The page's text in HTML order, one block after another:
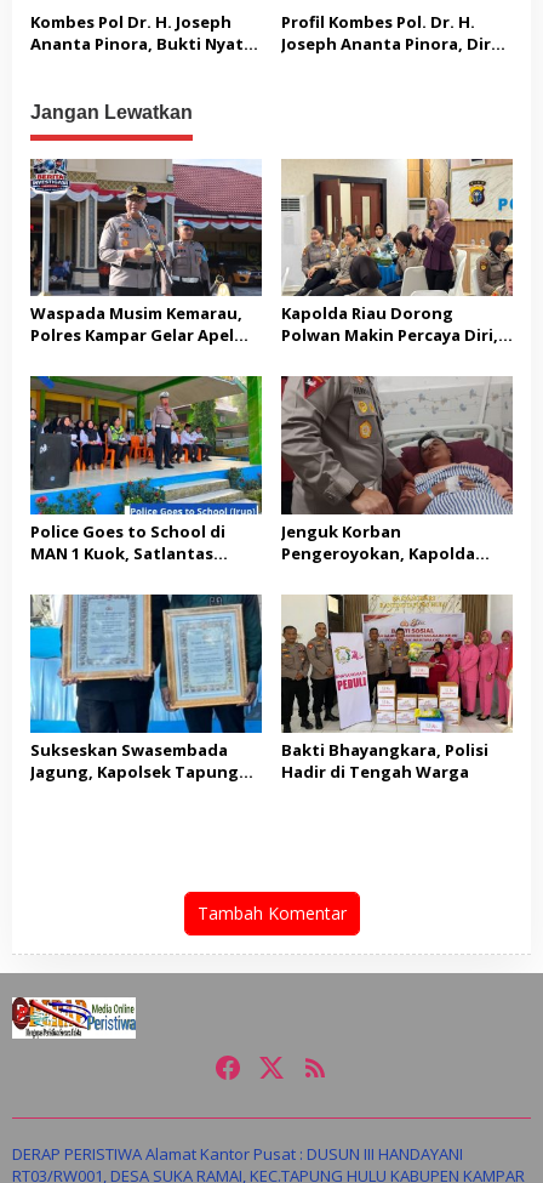
Datar Raih Penghargaan
dari Kapolres Kampar
Kombes Pol Dr. H. Joseph
Ananta Pinora, Bukti Nyata
Profil Kombes Pol. Dr. H.
Joseph Ananta Pinora, Dir
Jangan Lewatkan
Waspada Musim Kemarau,
Polres Kampar Gelar Apel
Karhutla
Kapolda Riau Dorong
Polwan Makin Percaya Diri,
Public Speaking
Police Goes to School di
MAN 1 Kuok, Satlantas
Keselamatan Berlalu Lintas
dan Bagikan Helm SNI
Jenguk Korban
Pengeroyokan, Kapolda
Hukum dalam Kasus Ini
Sukseskan Swasembada
Jagung, Kapolsek Tapung
Bakti Bhayangkara, Polisi
Hadir di Tengah Warga
Tambah Komentar
DERAP PERISTIWA Alamat Kantor Pusat : DUSUN III HANDAYANI
RT03/RW001, DESA SUKA RAMAI, KEC.TAPUNG HULU KABUPEN KAMPAR